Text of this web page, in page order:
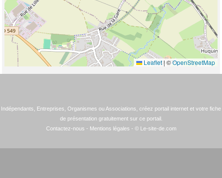
Leaflet|©OpenStreetMap
Indépendants, Entreprises, Organismes ou Associations, créez portail internet et votre fiche
de présentation gratuitement sur ce portail.
Contactez-nous - Mentions légales - © Le-site-de.com